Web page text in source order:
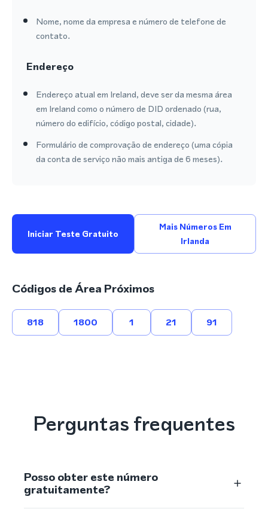
Nome, nome da empresa e número de telefone de
contato.
Endereço
Endereço atual em Ireland, deve ser da mesma área
em Ireland como o número de DID ordenado (rua,
número do edifício, código postal, cidade).
Formulário de comprovação de endereço (uma cópia
da conta de serviço não mais antiga de 6 meses).
Iniciar Teste Gratuito
Mais Números Em
Irlanda
Códigos de Área Próximos
818 1800 1 21 91
Perguntas frequentes
Posso obter este número
gratuitamente?